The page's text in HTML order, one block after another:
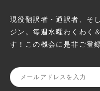
現役翻訳者・通訳者、そ
ジン。毎週水曜わくわく
す！この機会に 是非ご登